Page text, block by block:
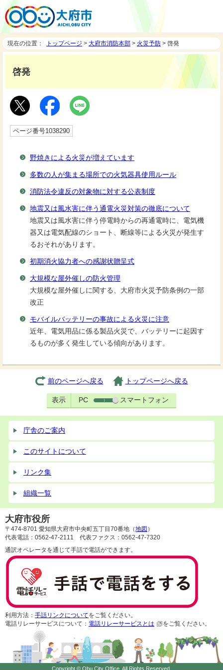
現在の位置： トップページ > 大府市消防本部 > 火災予防 > 啓発
啓発
ページ番号1038290
野焼きによる火災が増えています
多数の人が集まる場所での火気器具使用ルール
消防法令違反の対象物に対する公表制度
地震又は風水害に伴う通電火災対策の徹底について
地震又は風水害に伴う停電時からの再通電時に、電気機
器又は電気配線のショート、断線等による火災が発生す
るおそれがあります。
初期消火協力者への感謝状贈呈式
大規模な屋外催しの防火管理
大規模な屋外催しに関する、大府市火災予防条例の一部
改正
モバイルバッテリーの事故による火災に注意
近年、電気用品に係る製品火災で、バッテリーに起因す
るものが多く発生している傾向があります。
前のページへ戻る トップページへ戻る
表示 PC スマートフォン
庁舎のご案内
このサイトについて
リンク集
組織一覧
大府市役所
〒474-8701 愛知県大府市中央町五丁目70番地（地図 ）
代表電話：0562-47-2111 代表ファクス：0562-47-7320
通訳オペレータを通じて手話で電話ができます。
利用方法： 手話リンクについてをご覧ください。
電話リレーサービスについて： 電話リレーサービスとは をご覧ください。
Copyright © Obu City Office, All Rights Reserved.